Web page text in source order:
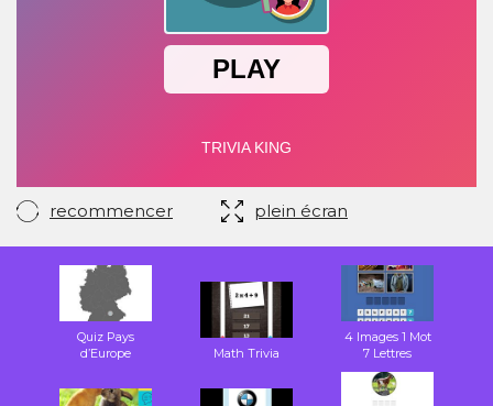
recommencer plein écran
Quiz Pays
d’Europe
Math Trivia
4 Images 1 Mot
7 Lettres